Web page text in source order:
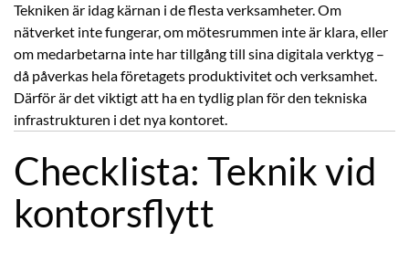
Tekniken är idag kärnan i de flesta verksamheter. Om
nätverket inte fungerar, om mötesrummen inte är klara, eller
om medarbetarna inte har tillgång till sina digitala verktyg –
då påverkas hela företagets produktivitet och verksamhet.
Därför är det viktigt att ha en tydlig plan för den tekniska
infrastrukturen i det nya kontoret.
Checklista: Teknik vid
kontorsflytt